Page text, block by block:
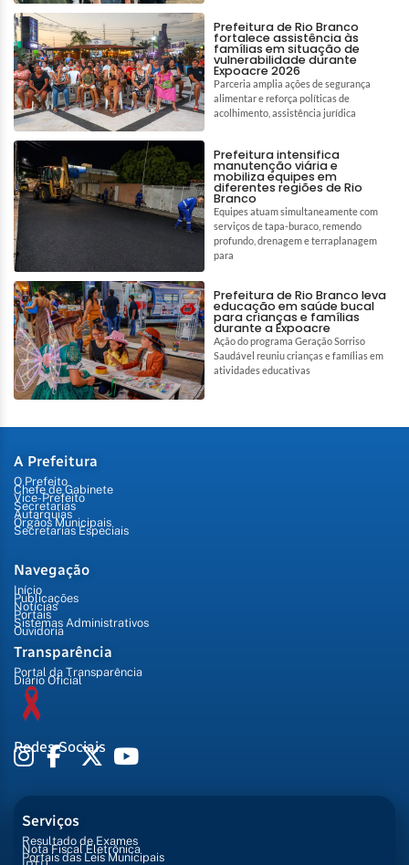
Prefeitura de Rio Branco
fortalece assistência às
famílias em situação de
vulnerabilidade durante
Expoacre 2026
Parceria amplia ações de segurança
alimentar e reforça políticas de
acolhimento, assistência jurídica
Prefeitura intensifica
manutenção viária e
mobiliza equipes em
diferentes regiões de Rio
Branco
Equipes atuam simultaneamente com
serviços de tapa-buraco, remendo
profundo, drenagem e terraplanagem
para
Prefeitura de Rio Branco leva
educação em saúde bucal
para crianças e famílias
durante a Expoacre
Ação do programa Geração Sorriso
Saudável reuniu crianças e famílias em
atividades educativas
A Prefeitura
O Prefeito
Chefe de Gabinete
Vice-Prefeito
Secretarias
Autarquias
Órgãos Municipais
Secretarias Especiais
Navegação
Início
Publicações
Notícias
Portais
Sistemas Administrativos
Ouvidoria
Transparência
Portal da Transparência
Diário Oficial
Redes Sociais
Serviços
Resultado de Exames
Nota Fiscal Eletrônica
Portais das Leis Municipais